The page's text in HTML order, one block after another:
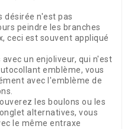
désirée n'est pas
peindre les branches
ceci est souvent appliqué
un enjoliveur, qui n'est
emblème, vous
avec l'emblème de
les boulons ou les
alternatives, vous
le même entraxe